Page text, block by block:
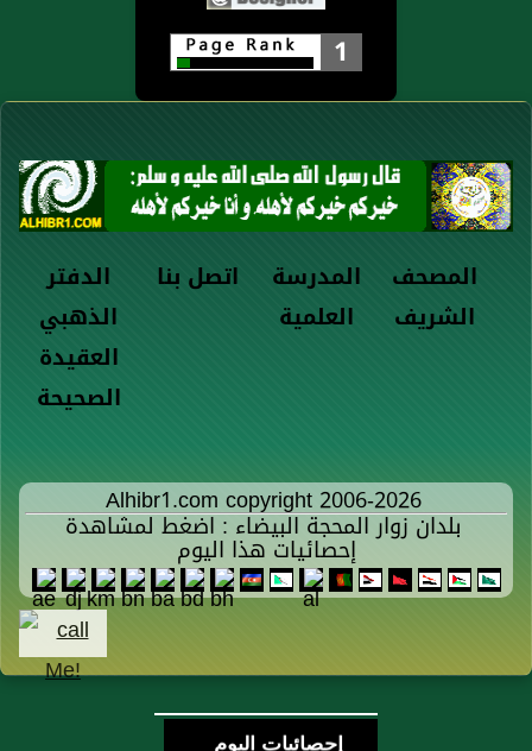
1
الدفتر
الذهبي
اتصل بنا
المدرسة
العلمية
المصحف
الشريف
العقيدة
الصحيحة
Alhibr1.com copyright 2006-2026
بلدان زوار المحجة البيضاء : اضغط لمشاهدة
إحصائيات هذا اليوم